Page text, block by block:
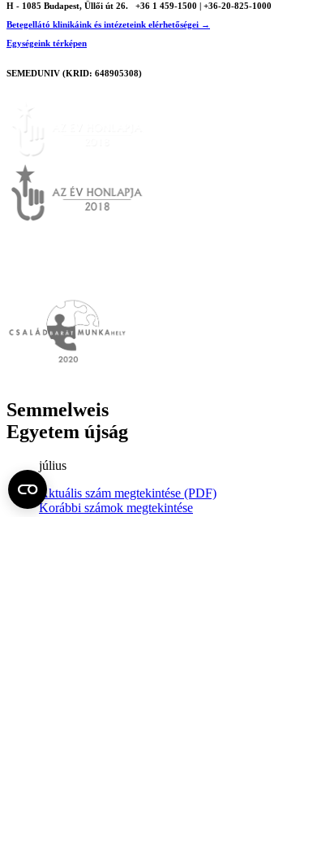
H - 1085 Budapest, Üllői út 26.
+36 1 459-1500 | +36-20-825-1000
Betegellátó klinikáink és intézeteink elérhetőségei →
Egységeink térképen
SEMEDUNIV (KRID: 648905308)
Semmelweis
Egyetem újság
július
Aktuális szám megtekintése (PDF)
Korábbi számok megtekintése